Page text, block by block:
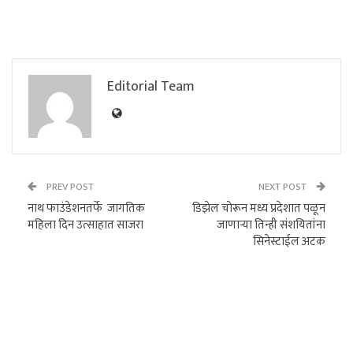
Editorial Team
PREV POST
नाथ फाउंडेशनतर्फे जागतिक
महिला दिन उत्साहात साजरा
NEXT POST
डिझेल चोरून मध्य प्रदेशात पळून
जाणाऱ्या तिन्ही संशयितांना
सिनेस्टाईल अटक